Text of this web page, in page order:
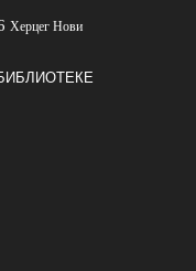
Херцег Нови